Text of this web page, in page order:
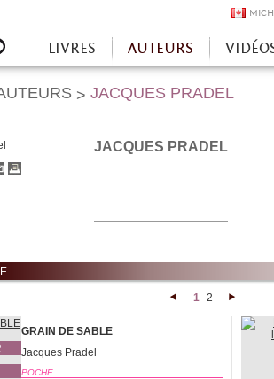
LIVRES AUTEURS
> JACQUES PRADEL
JACQUES PRADEL
1 2
GRAIN DE SABLE
Jacques Pradel
POCHE